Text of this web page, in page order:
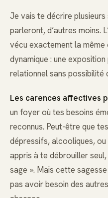
Je vais te décrire
parleront, d’autres moins.
vécu exactement la
dynamique : une
relationnel sans possibilité
Les carences affectives
un foyer où tes besoins
reconnus. Peut-être que
dépressifs, alcooliques,
appris à te débrouiller
sage ». Mais cette
pas avoir besoin des